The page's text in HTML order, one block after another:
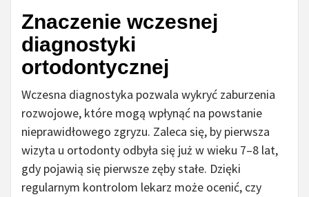
Znaczenie wczesnej
diagnostyki
ortodontycznej
Wczesna diagnostyka pozwala wykryć zaburzenia
rozwojowe, które mogą wpłynąć na powstanie
nieprawidłowego zgryzu. Zaleca się, by pierwsza
wizyta u ortodonty odbyła się już w wieku 7–8 lat,
gdy pojawią się pierwsze zęby stałe. Dzięki
regularnym kontrolom lekarz może ocenić, czy